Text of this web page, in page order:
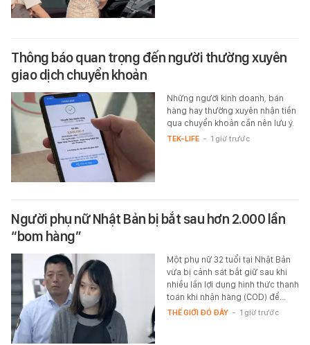
Thông báo quan trọng đến người thường xuyên
giao dịch chuyển khoản
Những người kinh doanh, bán
hàng hay thường xuyên nhận tiền
qua chuyển khoản cần nên lưu ý.
TEK-LIFE - 1 giờ trước
Người phụ nữ Nhật Bản bị bắt sau hơn 2.000 lần
“bom hàng”
Một phụ nữ 32 tuổi tại Nhật Bản
vừa bị cảnh sát bắt giữ sau khi
nhiều lần lợi dụng hình thức thanh
toán khi nhận hàng (COD) để…
THẾ GIỚI ĐÓ ĐÂY - 1 giờ trước